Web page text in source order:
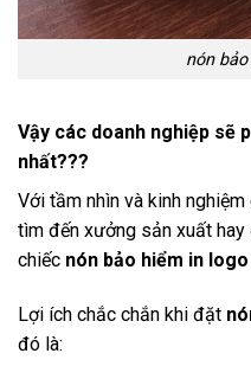
nón
Vậy các doanh nghiệp sẽ
nhất???
Với tầm nhìn và kinh
tìm đến xưởng sản xuất
chiếc nón bảo hiểm in logo
Lợi ích chắc chắn khi đặt
đó là: